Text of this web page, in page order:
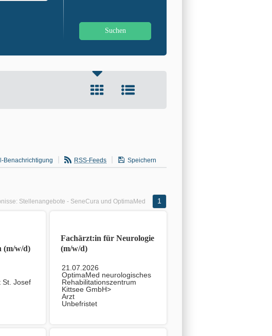
Benachrichtigung RSS-Feeds
Speichern
Stellenangebote - SeneCura und OptimaMed 1
(m/w/d)
St. Josef
Fachärzt:in für Neurologie
(m/w/d)
21.07.2026
OptimaMed neurologisches
Rehabilitationszentrum
Kittsee GmbH>
Arzt
Unbefristet